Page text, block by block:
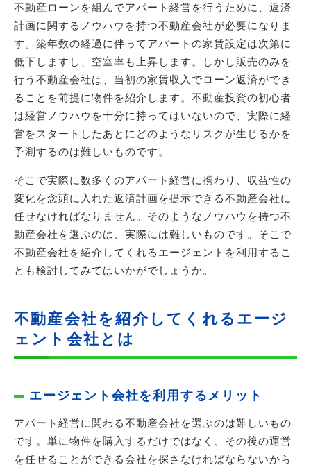
不動産ローンを組んでアパート経営を行うために、返済
計画に関するノウハウを持つ不動産会社が必要になりま
す。築年数の経過に伴ってアパートの家賃設定は次第に
低下しますし、空室率も上昇します。しかし販売のみを
行う不動産会社は、当初の家賃収入でローン返済ができ
ることを前提に物件を紹介します。不動産投資の初心者
は経営ノウハウを十分に持ってはいないので、実際に経
営をスタートしたあとにどのようなリスクが生じるかを
予測するのは難しいものです。
そこで実際に数多くのアパート経営に携わり、収益性の
変化を念頭に入れた返済計画を提示できる不動産会社に
任せなければなりません。そのようなノウハウを持つ不
動産会社を選ぶのは、実際には難しいものです。そこで
不動産会社を紹介してくれるエージェントを利用するこ
とも検討してみてはいかがでしょうか。
不動産会社を紹介してくれるエージ
ェント会社とは
エージェント会社を利用するメリット
アパート経営に関わる不動産会社を選ぶのは難しいもの
です。単に物件を購入するだけではなく、その後の運営
を任せることができる会社を探さなければならないから